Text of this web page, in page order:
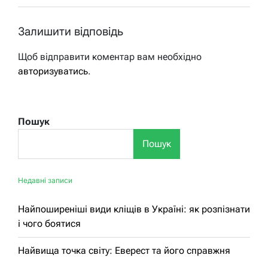
Залишити відповідь
Щоб відправити коментар вам необхідно
авторизуватись.
Пошук
Пошук
Недавні записи
Найпоширеніші види кліщів в Україні: як розпізнати
і чого боятися
Найвища точка світу: Еверест та його справжня